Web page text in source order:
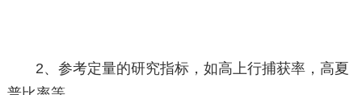
2、参考定量的研究指标，如高上行捕获率，高夏